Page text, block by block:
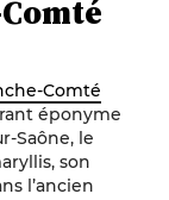
Comté
éponyme
Saône, le
son
l’ancien